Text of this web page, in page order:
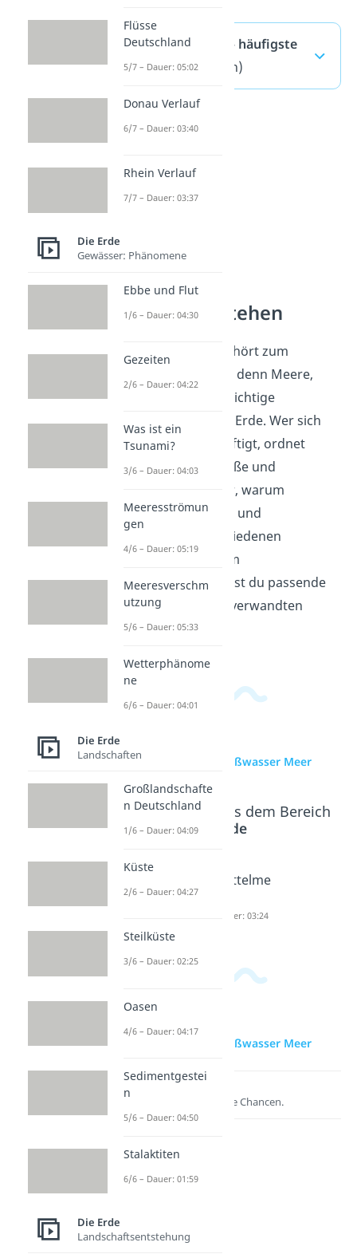
Süßwasser Meer — häufigste
Fragen(ausklappen)
Gewässer verstehen
Ein Süßwassermeer gehört zum
Themenfeld Gewässer, denn Meere,
Seen und Flüsse sind wichtige
Wasserformen auf der Erde. Wer sich
mit Gewässern beschäftigt, ordnet
Wasser nach Lage, Größe und
Salzgehalt. So wird klar, warum
Süßwasser, Salzwasser und
Brackwasser zu verschiedenen
Gewässern gehören. Im
Erdkundebereichfindest du passende
Videos zu diesem und verwandten
Themen.
zur Videoseite: Süßwasser Meer
Beliebte Inhalte aus dem Bereich
Die Erde
Dauer: 03:04
ser
Mittelme
Dauer: 03:24
zur Videoseite: Süßwasser Meer
Lernen lohnt sich!
Entdecke hier deine Chancen.
Flüsse
Deutschland
5/7 – Dauer: 05:02
Donau Verlauf
6/7 – Dauer: 03:40
Rhein Verlauf
7/7 – Dauer: 03:37
Die Erde
Gewässer: Phänomene
Ebbe und Flut
1/6 – Dauer: 04:30
Gezeiten
2/6 – Dauer: 04:22
Was ist ein
Tsunami?
3/6 – Dauer: 04:03
Meeresströmun
gen
4/6 – Dauer: 05:19
Meeresverschm
utzung
5/6 – Dauer: 05:33
Wetterphänome
ne
6/6 – Dauer: 04:01
Die Erde
Landschaften
Großlandschafte
n Deutschland
1/6 – Dauer: 04:09
Küste
2/6 – Dauer: 04:27
Steilküste
3/6 – Dauer: 02:25
Oasen
4/6 – Dauer: 04:17
Sedimentgestei
n
5/6 – Dauer: 04:50
Stalaktiten
6/6 – Dauer: 01:59
Die Erde
Landschaftsentstehung